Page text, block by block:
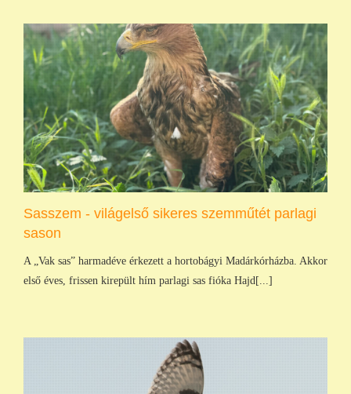
Sasszem - világelső sikeres szemműtét parlagi
sason
A „Vak sas” harmadéve érkezett a hortobágyi Madárkórházba. Akkor
első éves, frissen kirepült hím parlagi sas fióka Hajd[...]